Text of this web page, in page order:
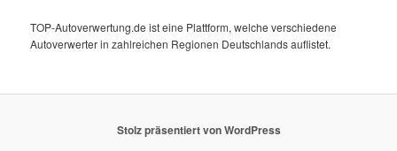
TOP-Autoverwertung.de ist eine Plattform, welche verschiedene
Autoverwerter in zahlreichen Regionen Deutschlands auflistet.
Stolz präsentiert von WordPress